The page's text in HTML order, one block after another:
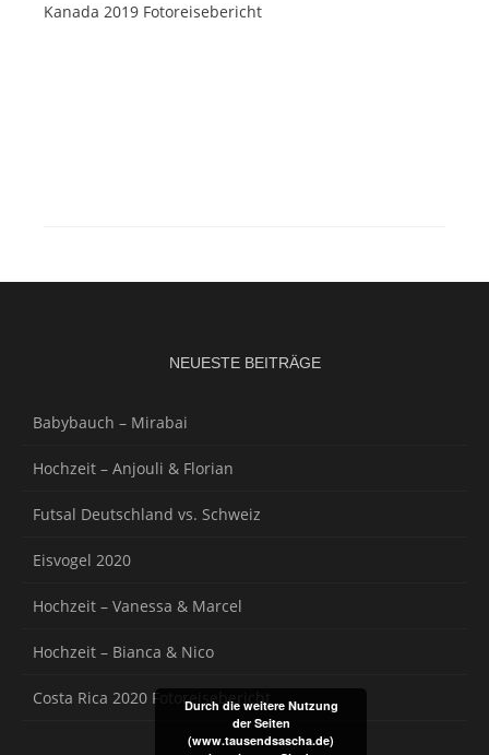
Kanada 2019 Fotoreisebericht
NEUESTE BEITRÄGE
Babybauch – Mirabai
Hochzeit – Anjouli & Florian
Futsal Deutschland vs. Schweiz
Eisvogel 2020
Hochzeit – Vanessa & Marcel
Hochzeit – Bianca & Nico
Costa Rica 2020 Fotoreisebericht
Durch die weitere Nutzung
der Seiten
(www.tausendsascha.de)